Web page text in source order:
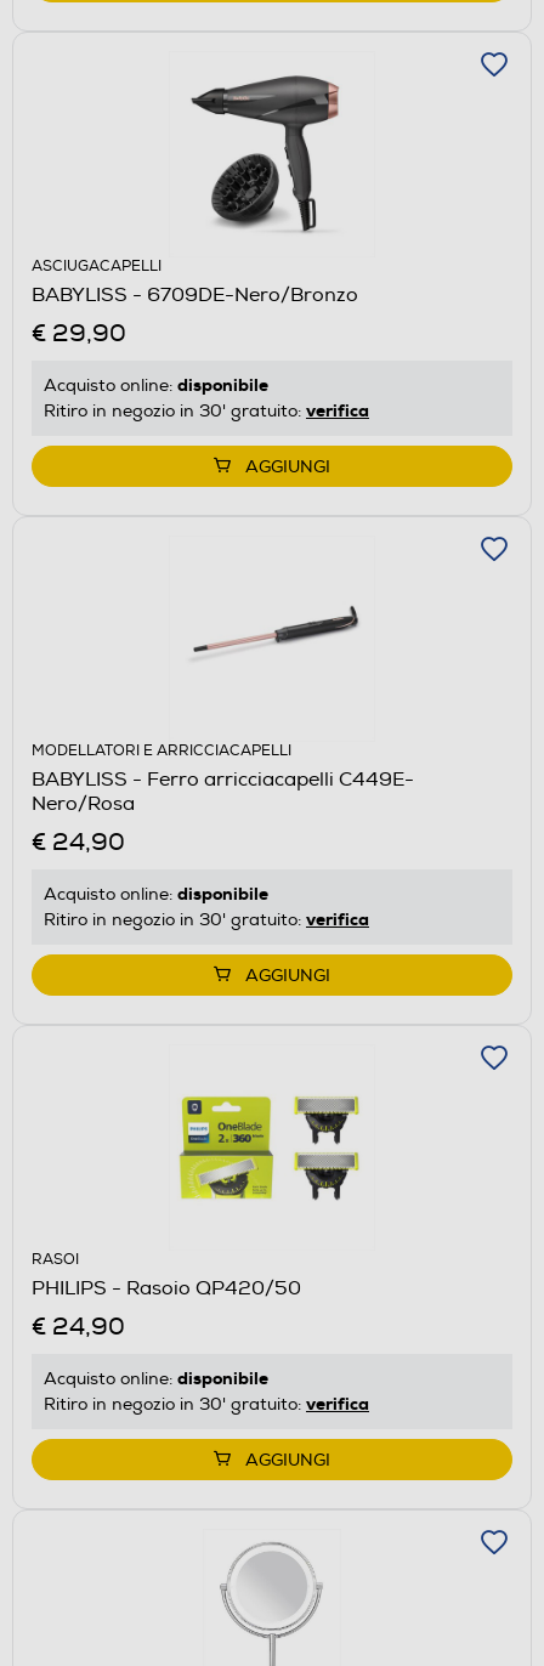
ASCIUGACAPELLI
BABYLISS - 6709DE-Nero/Bronzo
€ 29,90
Acquisto online: disponibile
Ritiro in negozio in 30' gratuito: verifica
AGGIUNGI
MODELLATORI E ARRICCIACAPELLI
BABYLISS - Ferro arricciacapelli C449E-
Nero/Rosa
€ 24,90
Acquisto online: disponibile
Ritiro in negozio in 30' gratuito: verifica
AGGIUNGI
RASOI
PHILIPS - Rasoio QP420/50
€ 24,90
Acquisto online: disponibile
Ritiro in negozio in 30' gratuito: verifica
AGGIUNGI